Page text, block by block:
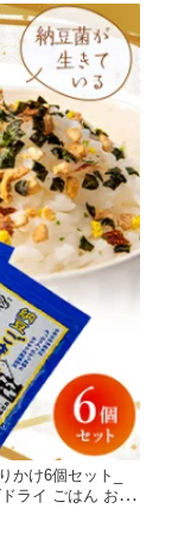
かけ6個セット_
ライ ごはん おに
口県 セット 香り
】